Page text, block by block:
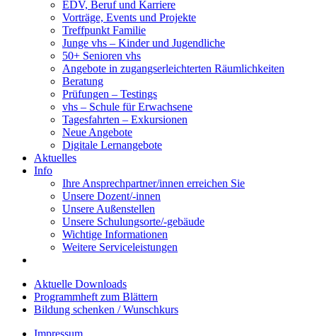
EDV, Beruf und Karriere
Vorträge, Events und Projekte
Treffpunkt Familie
Junge vhs – Kinder und Jugendliche
50+ Senioren vhs
Angebote in zugangserleichterten Räumlichkeiten
Beratung
Prüfungen – Testings
vhs – Schule für Erwachsene
Tagesfahrten – Exkursionen
Neue Angebote
Digitale Lernangebote
Aktuelles
Info
Ihre Ansprechpartner/innen erreichen Sie
Unsere Dozent/-innen
Unsere Außenstellen
Unsere Schulungsorte/-gebäude
Wichtige Informationen
Weitere Serviceleistungen
Aktuelle Downloads
Programmheft zum Blättern
Bildung schenken / Wunschkurs
Impressum